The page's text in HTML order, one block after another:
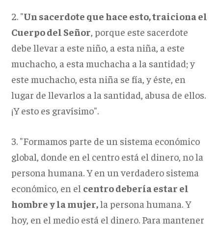
2. "Un sacerdote que hace esto, traiciona el
Cuerpo del Señor , porque este sacerdote
debe llevar a este niño, a esta niña, a este
muchacho, a esta muchacha a la santidad; y
este muchacho, esta niña se fía, y éste, en
lugar de llevarlos a la santidad, abusa de ellos.
¡Y esto es gravísimo".
3. "Formamos parte de un sistema económico
global, donde en el centro está el dinero, no la
persona humana. Y en un verdadero sistema
económico, en el centro debería estar el
hombre y la mujer,la persona humana. Y
hoy, en el medio está el dinero. Para mantener